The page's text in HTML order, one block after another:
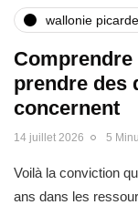
wallonie picarde
prendre des
concernent
14 juillet 2026 5
Voilà la conviction
ans dans les